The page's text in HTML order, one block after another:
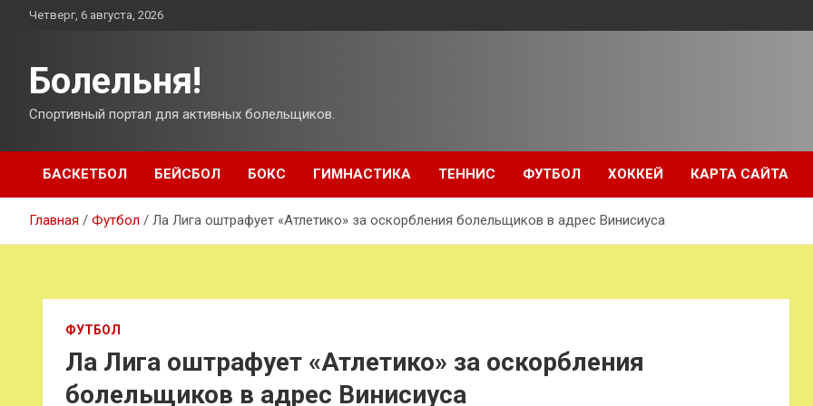
ПерейтиЧетверг, 6 августа, 2026
Болельня!
Спортивный портал для активных болельщиков.
БАСКЕТБОЛ БЕЙСБОЛ БОКС ГИМНАСТИКА ТЕННИС ФУТБОЛ ХОККЕЙ КАРТА САЙТА
Главная Футбол Ла Лига оштрафует «Атлетико» за оскорбления болельщиков в адрес Винисиуса
ФУТБОЛ
Ла Лига оштрафует «Атлетико» за оскорбления
болельщиков в адрес Винисиуса